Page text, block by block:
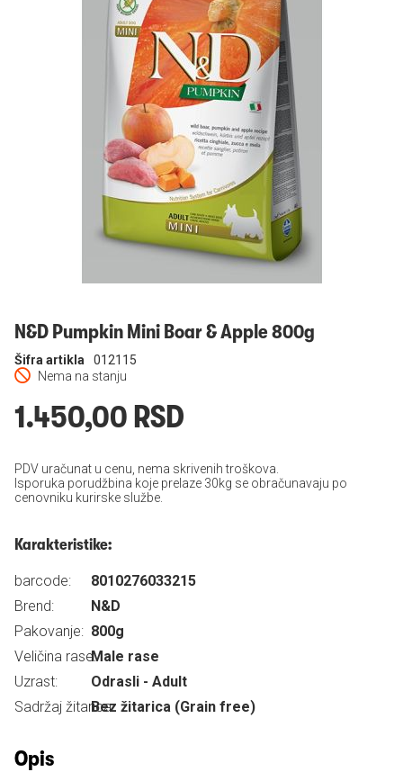
N&D Pumpkin Mini Boar & Apple 800g
Nema na stanju
Šifra artikla 012115
1.450,00 RSD
PDV uračunat u cenu, nema skrivenih troškova.
Isporuka porudžbina koje prelaze 30kg se obračunavaju po
cenovniku kurirske službe.
Karakteristike:
barcode:
8010276033215
Brend:
N&D
Pakovanje: 800g
Veličina rase:Male rase
Uzrast:
Odrasli - Adult
Sadržaj žitarica:Bez žitarica (Grain free)
Opis